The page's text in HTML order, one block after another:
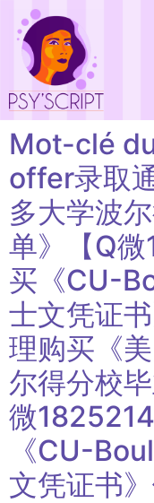
Mot-clé
offer录取
多大学波
单》【Q
买《CU-
士文凭证
理购买《
尔得分校
微
《CU-
文凭证书